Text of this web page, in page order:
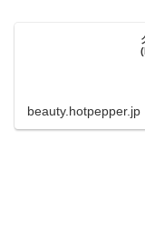
beauty.hotpepper.jp